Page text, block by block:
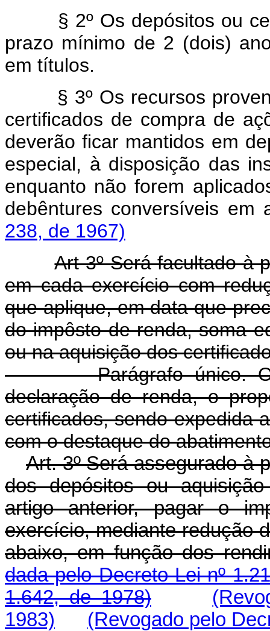
§ 2º Os depósitos ou
prazo mínimo de 2 (dois)
em títulos.
§ 3º Os recursos
certificados de compra de
deverão ficar mantidos em
especial, à disposição das
enquanto não forem
debêntures conversíveis em
238, de 1967)
Art 3º Será facultado à
em cada exercício com
que aplique, em data que
do impôsto de renda, soma
ou na aquisição dos
Parágrafo único. O
declaração de renda, o
certificados, sendo expedida
com o destaque do
Art. 3º Será assegurado à
dos depósitos ou
artigo anterior, pagar o
exercício, mediante redução
abaixo, em função dos
dada pelo Decreto-Lei nº
1.642, de 1978)
1983)
(Revogado pelo